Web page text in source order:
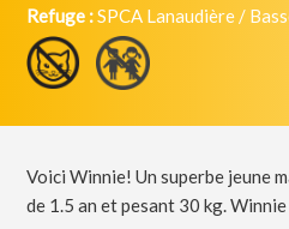
Refuge :SPCA Lanaudière /
Voici Winnie! Un superbe jeune
de 1.5 an et pesant 30 kg.